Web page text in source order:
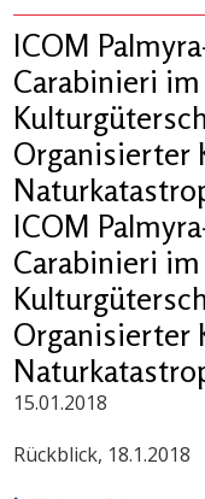
ICOM
Carabinieri
Organisierter
ICOM
Carabinieri
Organisierter
15.01.2018
Rückblick, 18.1.2018